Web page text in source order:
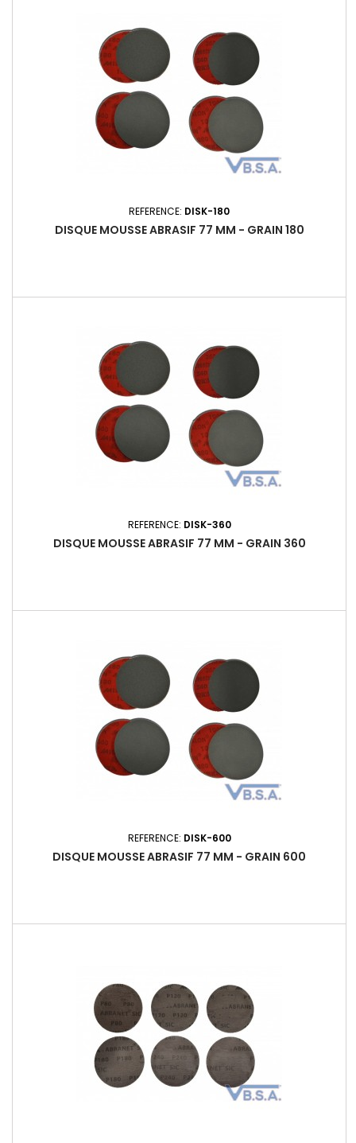
REFERENCE: DISK-180
DISQUE MOUSSE ABRASIF 77 MM - GRAIN 180
REFERENCE: DISK-360
DISQUE MOUSSE ABRASIF 77 MM - GRAIN 360
REFERENCE: DISK-600
DISQUE MOUSSE ABRASIF 77 MM - GRAIN 600